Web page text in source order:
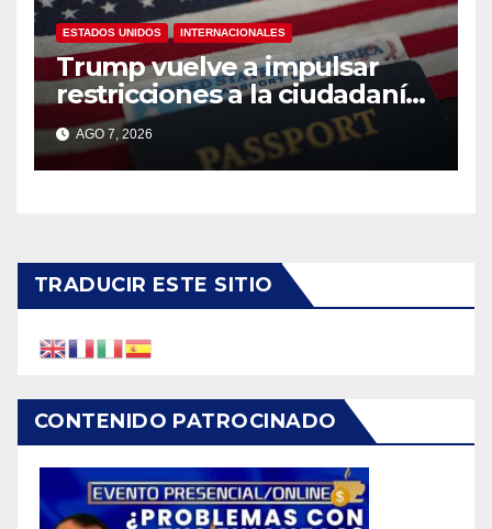
ESTADOS UNIDOS INTERNACIONALES
Trump vuelve a impulsar
restricciones a la ciudadanía
por nacimiento
AGO 7, 2026
TRADUCIR ESTE SITIO
CONTENIDO PATROCINADO